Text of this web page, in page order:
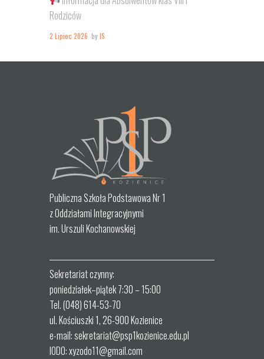
Rodziców
2 Lipiec 2026 byIS
Publiczna Szkoła Podstawowa Nr 1
z Oddziałami Integracyjnymi
im. Urszuli Kochanowskiej
Sekretariat czynny:
poniedziałek–piątek 7:30 – 15:00
Tel. (048) 614-53-70
ul. Kościuszki 1, 26-900 Kozienice
e-mail: sekretariat@psp1kozienice.edu.pl
IODO: xyzodo11@gmail.com